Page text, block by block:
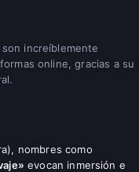
increíblemente
online, gracias a su
nombres como
evocan inmersión e